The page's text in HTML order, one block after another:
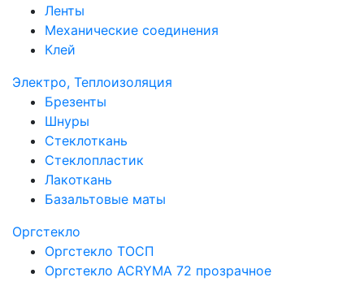
Ленты
Механические соединения
Клей
Электро, Теплоизоляция
Брезенты
Шнуры
Стеклоткань
Стеклопластик
Лакоткань
Базальтовые маты
Оргстекло
Оргстекло ТОСП
Оргстекло ACRYMA 72 прозрачное